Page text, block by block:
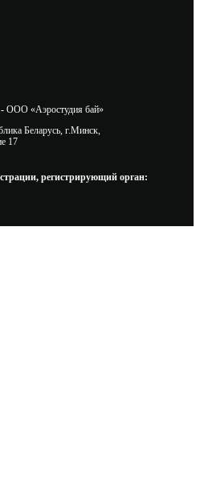
ООО «Аэростудия бай»
Беларусь, г.Минск,
17
регистрирующий орган: